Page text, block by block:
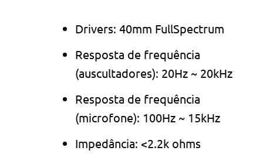
Drivers: 40mm FullSpectrum
Resposta de frequência
(auscultadores): 20Hz ~ 20kHz
Resposta de frequência
(microfone): 100Hz ~ 15kHz
Impedância: <2.2k ohms